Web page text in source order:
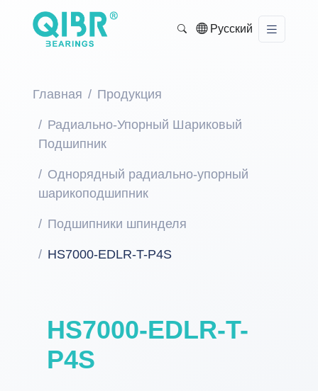
Русский
Главная Продукция
Радиально-Упорный Шариковый
Подшипник
Однорядный радиально-упорный
шарикоподшипник
Подшипники шпинделя
HS7000-EDLR-T-P4S
HS7000-EDLR-T-
P4S